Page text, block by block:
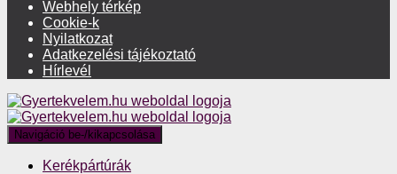
Webhely térkép
Cookie-k
Nyilatkozat
Adatkezelési tájékoztató
Hírlevél
Navigáció be-/kikapcsolása
Kerékpártúrák